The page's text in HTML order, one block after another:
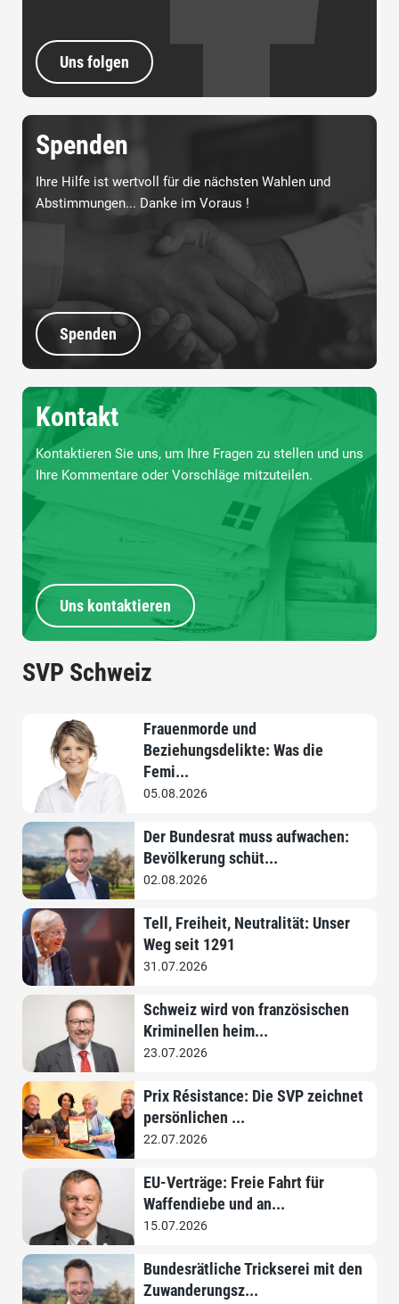
Uns folgen
Spenden
Ihre Hilfe ist wertvoll für die nächsten Wahlen und
Abstimmungen... Danke im Voraus !
Spenden
Kontakt
Kontaktieren Sie uns, um Ihre Fragen zu stellen und uns
Ihre Kommentare oder Vorschläge mitzuteilen.
Uns kontaktieren
SVP Schweiz
Frauenmorde und
Beziehungsdelikte: Was die
Femi...
05.08.2026
Der Bundesrat muss aufwachen:
Bevölkerung schüt...
02.08.2026
Tell, Freiheit, Neutralität: Unser
Weg seit 1291
31.07.2026
Schweiz wird von französischen
Kriminellen heim...
23.07.2026
Prix Résistance: Die SVP zeichnet
persönlichen ...
22.07.2026
EU-Verträge: Freie Fahrt für
Waffendiebe und an...
15.07.2026
Bundesrätliche Trickserei mit den
Zuwanderungsz...